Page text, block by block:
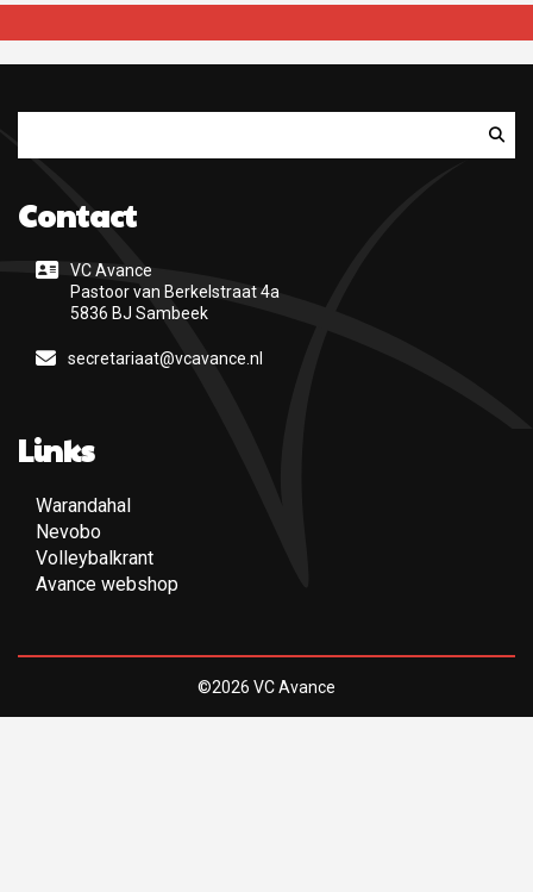
Contact
VC Avance
Pastoor van Berkelstraat 4a
5836 BJ Sambeek
secretariaat@vcavance.nl
Links
Warandahal
Nevobo
Volleybalkrant
Avance webshop
©2026 VC Avance